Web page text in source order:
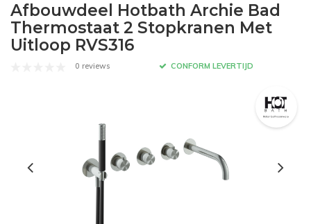
Afbouwdeel Hotbath Archie Bad
Thermostaat 2 Stopkranen Met
Uitloop RVS316
0 reviews CONFORM LEVERTIJD